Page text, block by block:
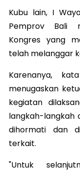
Kubu lain, I
Pemprov Bali
Kongres yang
telah melanggar
Karenanya,
menugaskan
kegiatan
langkah-langkah
dihormati dan
terkait.
"Untuk